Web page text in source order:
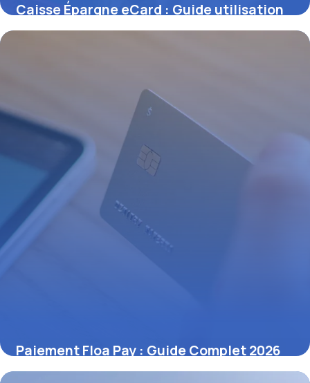
Caisse Épargne eCard : Guide utilisation
28 juin 2026
Paiement Floa Pay : Guide Complet 2026
27 juin 2026